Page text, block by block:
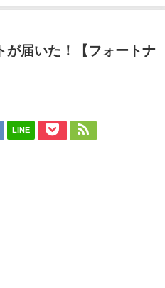
が届いた！【フォートナ
LINE